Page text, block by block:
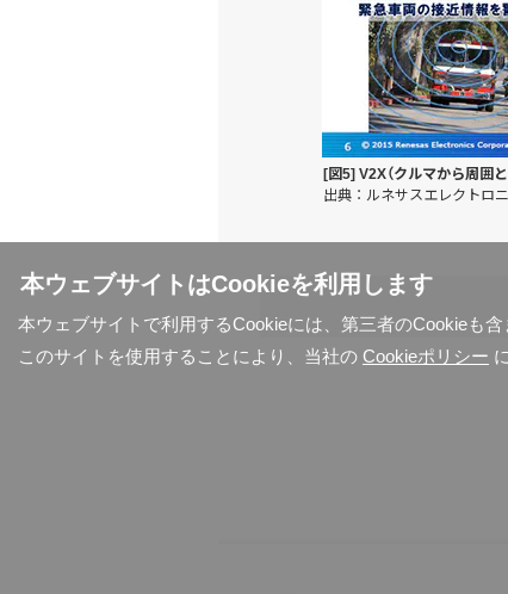
本ウェブサイトはCookieを利用します
本ウェブサイトで利用するCookieには、第三者のCookieも
このサイトを使用することにより、当社の Cookieポリシー
[図5] V2X（クルマから周囲
出典：ルネサスエレクトロ